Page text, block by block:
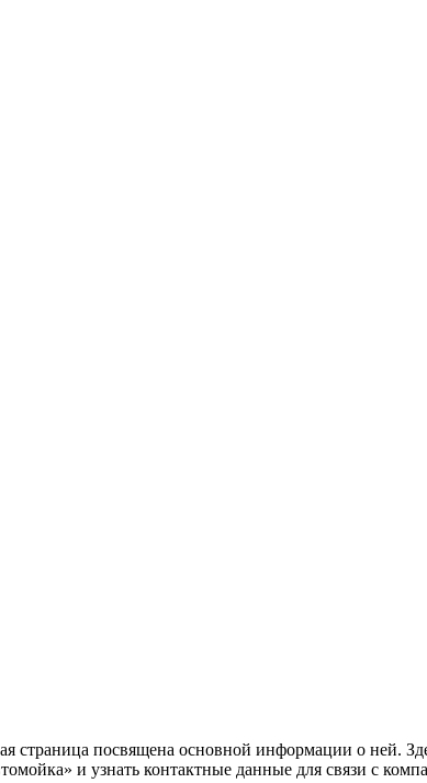
страница посвящена основной информации о ней.
и узнать контактные данные для связи с